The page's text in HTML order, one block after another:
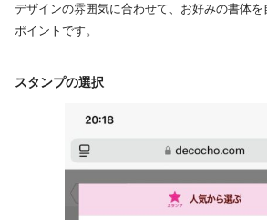
デザインの雰囲気に合わせて、お好みの書体
ポイントです。
スタンプの選択